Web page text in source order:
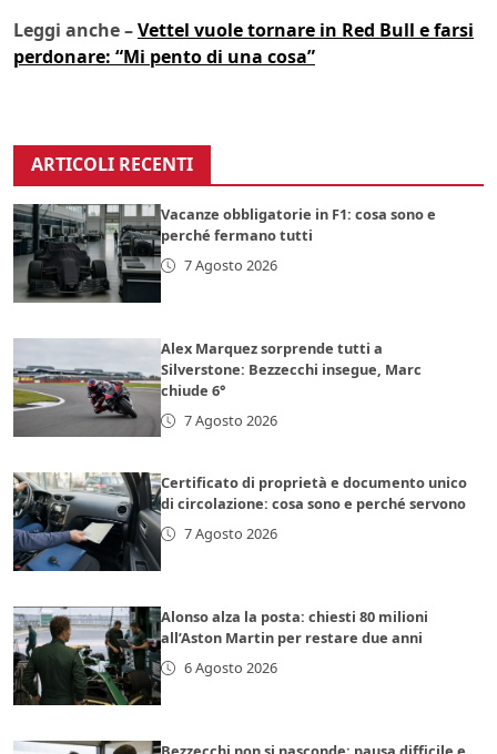
Leggi anche –Vettel vuole tornare in Red Bull e farsi
perdonare: “Mi pento di una cosa”
ARTICOLI RECENTI
Vacanze obbligatorie in F1: cosa sono e
perché fermano tutti
7 Agosto 2026
Alex Marquez sorprende tutti a
Silverstone: Bezzecchi insegue, Marc
chiude 6°
7 Agosto 2026
Certificato di proprietà e documento unico
di circolazione: cosa sono e perché servono
7 Agosto 2026
Alonso alza la posta: chiesti 80 milioni
all’Aston Martin per restare due anni
6 Agosto 2026